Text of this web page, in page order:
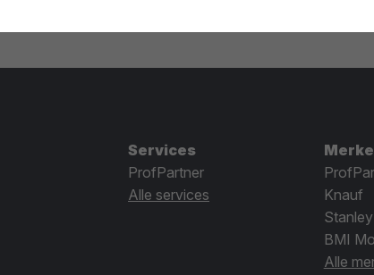
Services
ProfPartner
Alle services
Knauf
Stanley
BMI
Alle